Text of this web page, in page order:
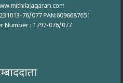
76/077 PAN:6096687651
Number : 1797-076/077